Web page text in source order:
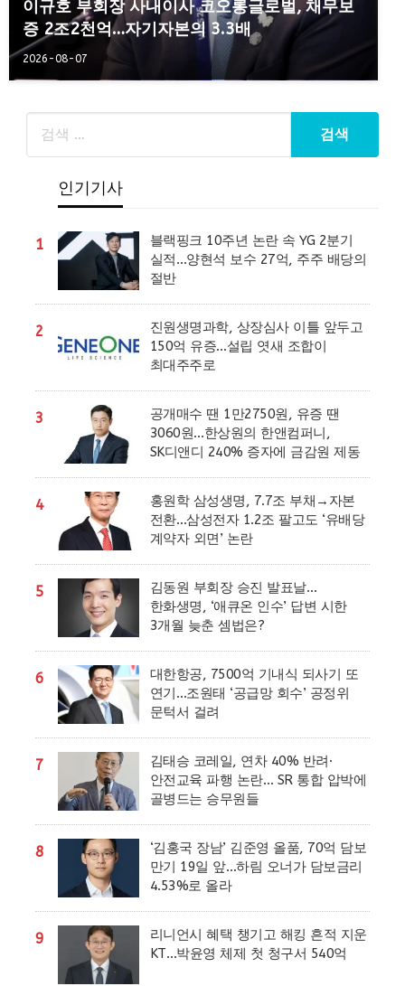
이규호 부회장 사내이사 코오롱글로벌, 채무보
증 2조2천억…자기자본의 3.3배
2026-08-07
인기기사
1
블랙핑크 10주년 논란 속 YG 2분기
실적…양현석 보수 27억, 주주 배당의
절반
2
진원생명과학, 상장심사 이틀 앞두고
150억 유증…설립 엿새 조합이
최대주주로
3
공개매수 땐 1만2750원, 유증 땐
3060원…한상원의 한앤컴퍼니,
SK디앤디 240% 증자에 금감원 제동
4
홍원학 삼성생명, 7.7조 부채→자본
전환…삼성전자 1.2조 팔고도 ‘유배당
계약자 외면’ 논란
5
김동원 부회장 승진 발표날…
한화생명, ‘애큐온 인수’ 답변 시한
3개월 늦춘 셈법은?
6
대한항공, 7500억 기내식 되사기 또
연기…조원태 ‘공급망 회수’ 공정위
문턱서 걸려
7
김태승 코레일, 연차 40% 반려·
안전교육 파행 논란… SR 통합 압박에
골병드는 승무원들
8
‘김홍국 장남’ 김준영 올품, 70억 담보
만기 19일 앞…하림 오너가 담보금리
4.53%로 올라
9
리니언시 혜택 챙기고 해킹 흔적 지운
KT…박윤영 체제 첫 청구서 540억